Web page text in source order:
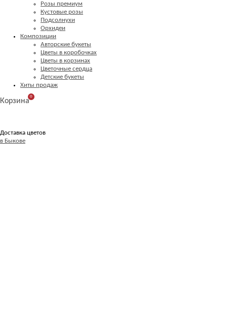
Розы премиум
Кустовые розы
Подсолнухи
Орхидеи
Композиции
Авторские букеты
Цветы в коробочках
Цветы в корзинах
Цветочные сердца
Детские букеты
Хиты продаж
Корзина
0
Доставка цветов
в Быкове